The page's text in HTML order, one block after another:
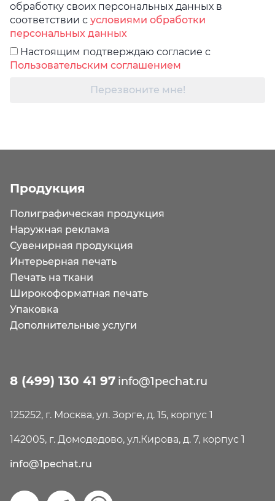
обработку своих персональных данных в
соответствии с условиями обработки
персональных данных
Настоящим подтверждаю согласие с
Пользовательским соглашением
Перезвоните мне!
Продукция
Полиграфическая продукция
Наружная реклама
Сувенирная продукция
Интерьерная печать
Печать на ткани
Широкоформатная печать
Упаковка
Дополнительные услуги
8 (499) 130 41 97 info@1pechat.ru
125252, г. Москва, ул. Зорге, д. 15, корпус 1
142005, г. Домодедово, ул.Кирова, д. 7, корпус 1
info@1pechat.ru